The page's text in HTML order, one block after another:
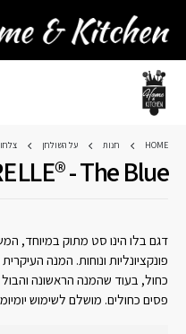
HOME חנות על השולחן
- The Blue
דגם בלו הינו סט מתוק במיוחד,
פונקציונליות ונוחות. המנה
כחול, בעוד שהמנה הראשונה
פסים כחולים. מושלם לשימוש